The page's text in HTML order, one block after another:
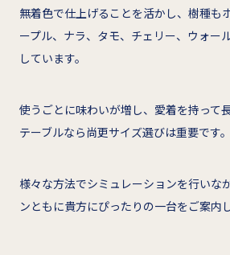
無着色で仕上げることを活かし、樹種も
ープル、ナラ、タモ、チェリー、ウォー
しています。
使うごとに味わいが増し、愛着を持って
テーブルなら尚更サイズ選びは重要です。
様々な方法でシミュレーションを行いな
ンともに貴方にぴったりの一台をご案内し